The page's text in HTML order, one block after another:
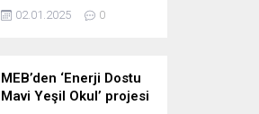
02.01.2025 0
MEB’den ‘Enerji Dostu
Mavi Yeşil Okul’ projesi